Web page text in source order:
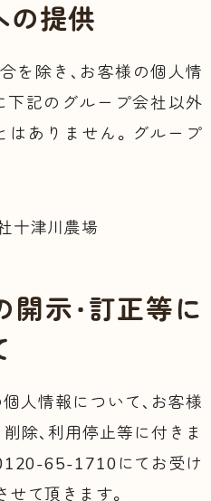
の提供
を除き、お客様の個人情
記のグループ会社以外
はありません。グループ
十津川農場
開示・訂正等に
人情報について、お客様
除、利用停止等に付きま
65-1710にてお受け
せて頂きます。